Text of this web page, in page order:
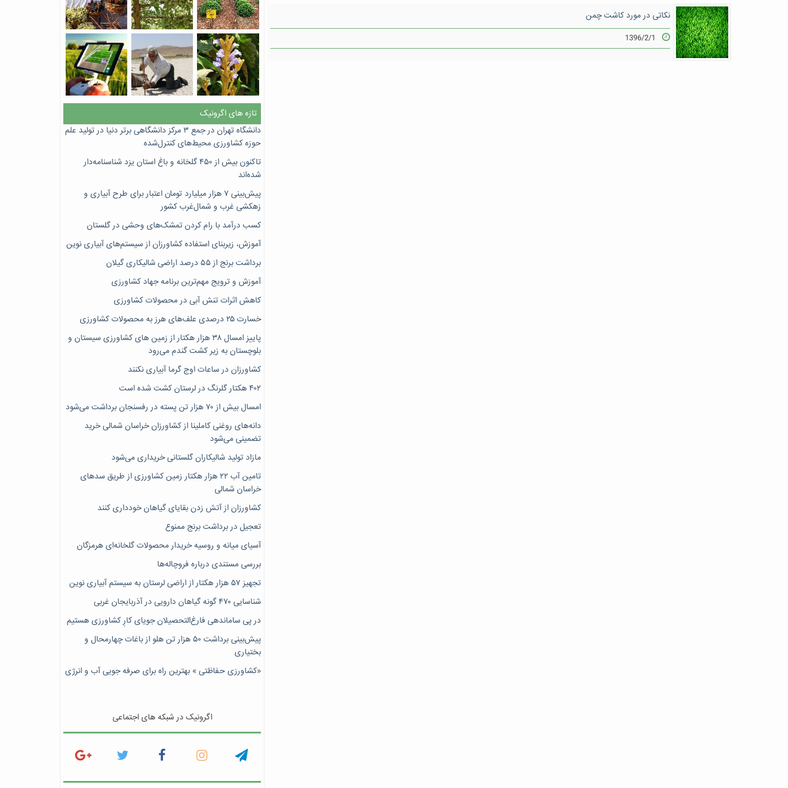
نکاتی در مورد کاشت چمن
1396/2/1
تازه های اگرونیک
دانشگاه تهران در جمع ۳ مرکز دانشگاهی برتر دنیا در تولید علم
حوزه کشاورزی محیط‌های کنترل‌شده
تاکنون بیش از ۴۵۰ گلخانه و باغ استان یزد شناسنامه‌دار
شده‌اند
پیش‌بینی ۷‌ هزار میلیارد تومان اعتبار برای طرح آبیاری و
زهکشی غرب و شمال‌غرب کشور
کسب درآمد با رام کردن تمشک‌های وحشی در گلستان
آموزش، زیربنای استفاده کشاورزان از سیستم‌های آبیاری نوین
برداشت برنج از ۵۵ درصد اراضی شالیکاری گیلان
آموزش و ترویج مهم‌ترین برنامه جهاد کشاورزی
کاهش اثرات تنش آبی در محصولات کشاورزی
خسارت ۲۵ درصدی علف‌های هرز به محصولات کشاورزی
پاییز امسال ۳۸ هزار هکتار از زمین های کشاورزی سیستان و
بلوچستان به زیر کشت گندم می‌رود
کشاورزان در ساعات اوج گرما آبیاری نکنند
۴۰۲ هکتار گلرنگ در لرستان کشت شده است
امسال بیش از ۷۰ هزار تن پسته در رفسنجان برداشت می‌شود
دانه‌های روغنی کاملینا از کشاورزان خراسان شمالی خرید
تضمینی می‌شود
مازاد تولید شالیکاران گلستانی خریداری می‌شود
تامین آب ۲۲ هزار هکتار زمین کشاورزی از طریق سدهای
خراسان شمالی
کشاورزان از آتش زدن بقایای گیاهان خودداری کنند
تعجیل در برداشت برنج ممنوع
آسیای میانه و روسیه خریدار محصولات گلخانه‌ای هرمزگان
بررسی مستندی درباره فروچاله‌ها
تجهیز ۵۷ هزار هکتار از اراضی لرستان به سیستم آبیاری نوین
شناسایی ۴۷٠ گونه گیاهان دارویی در آذربایجان غربی
در پی ساماندهی فارغ‌التحصیلان جویای کارِ کشاورزی هستیم
پیش‎‌بینی برداشت ۵۰ هزار تن هلو از باغات چهارمحال و
بختیاری
«کشاورزی حفاظتی » بهترین راه برای صرفه جویی آب و انرژی
اگرونیک در شبکه های اجتماعی